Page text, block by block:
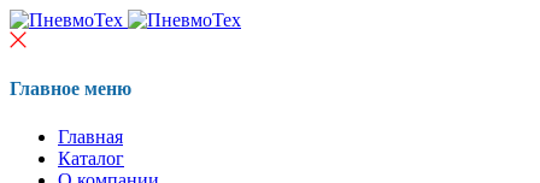
Главное меню
Главная
Каталог